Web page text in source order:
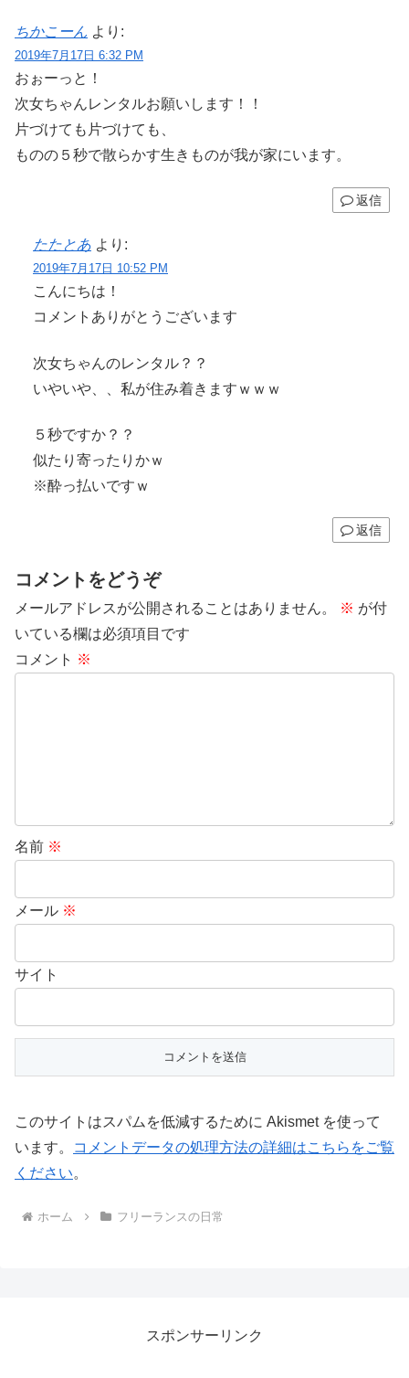
ちかこーん より:
2019年7月17日 6:32 PM
おぉーっと！
次女ちゃんレンタルお願いします！！
片づけても片づけても、
ものの５秒で散らかす生きものが我が家にいます。
返信
たたとあ より:
2019年7月17日 10:52 PM
こんにちは！
コメントありがとうございます
次女ちゃんのレンタル？？
いやいや、、私が住み着きますｗｗｗ
５秒ですか？？
似たり寄ったりかｗ
※酔っ払いですｗ
返信
コメントをどうぞ
メールアドレスが公開されることはありません。 ※ が付
いている欄は必須項目です
コメント ※
名前 ※
メール ※
サイト
このサイトはスパムを低減するために Akismet を使って
います。
コメントデータの処理方法の詳細はこちらをご覧
ください。
ホーム フリーランスの日常
スポンサーリンク